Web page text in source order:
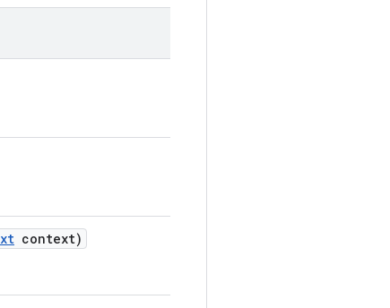
context)